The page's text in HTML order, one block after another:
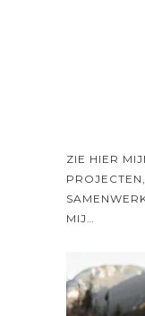
ZIE HIER
MIJ…